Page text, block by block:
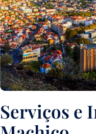
Serviços e